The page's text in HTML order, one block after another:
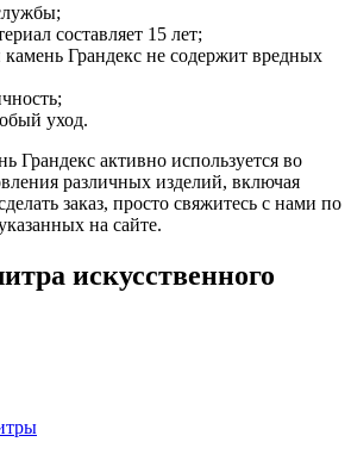
составляет 15 лет;
Грандекс не содержит вредных
уход.
Грандекс активно используется во
различных изделий, включая
заказ, просто свяжитесь с нами по
на сайте.
искусственного